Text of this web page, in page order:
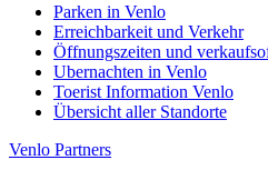
Parken in Venlo
Erreichbarkeit und Verkehr
Öffnungszeiten und
Ubernachten in Venlo
Toerist Information Venlo
Übersicht aller Standorte
Venlo Partners